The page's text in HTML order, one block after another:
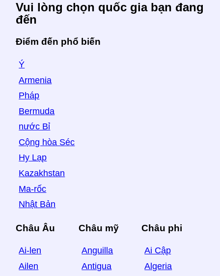
Vui lòng chọn quốc gia bạn đang
đến
Điểm đến phổ biến
Ý
Armenia
Pháp
Bermuda
nước Bỉ
Cộng hòa Séc
Hy Lạp
Kazakhstan
Ma-rốc
Nhật Bản
Châu Âu
Ai-len
Ailen
Châu mỹ
Anguilla
Antigua
Châu phi
Ai Cập
Algeria